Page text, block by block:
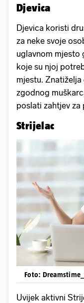
Djevica
Djevica koristi
za neke svoje
uglavnom mjesto
koje su njoj
mjestu.
zgodnog
poslati zahtjev za
Strijelac
Foto:
Uvijek aktivni